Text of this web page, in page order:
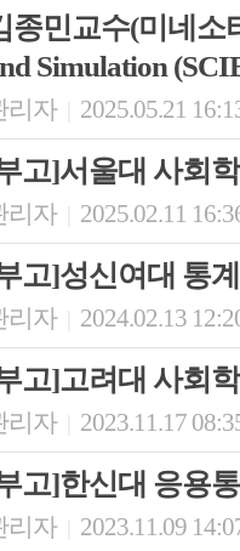
종민교수(미네소
Simulation
리자 2025.05.21
고]서울대 사회
리자 2025.02.11
고]성신여대 통
리자 2024.02.13
고]고려대 사회
리자 2023.11.17
고]한신대 응용
리자 2023.11.09